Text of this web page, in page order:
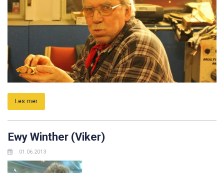
Les mer
Ewy Winther (Viker)
01.06.2013